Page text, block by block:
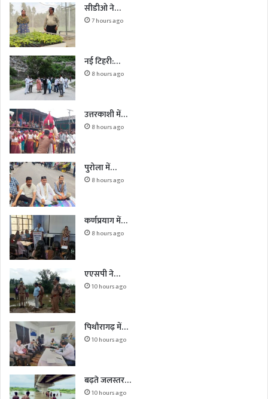
सीडीओ ने…
7 hours ago
नई टिहरी:…
8 hours ago
उत्तरकाशी में…
8 hours ago
पुरोला में…
8 hours ago
कर्णप्रयाग में…
8 hours ago
एएसपी ने…
10 hours ago
पिथौरागढ़ में…
10 hours ago
बढ़ते जलस्तर…
10 hours ago